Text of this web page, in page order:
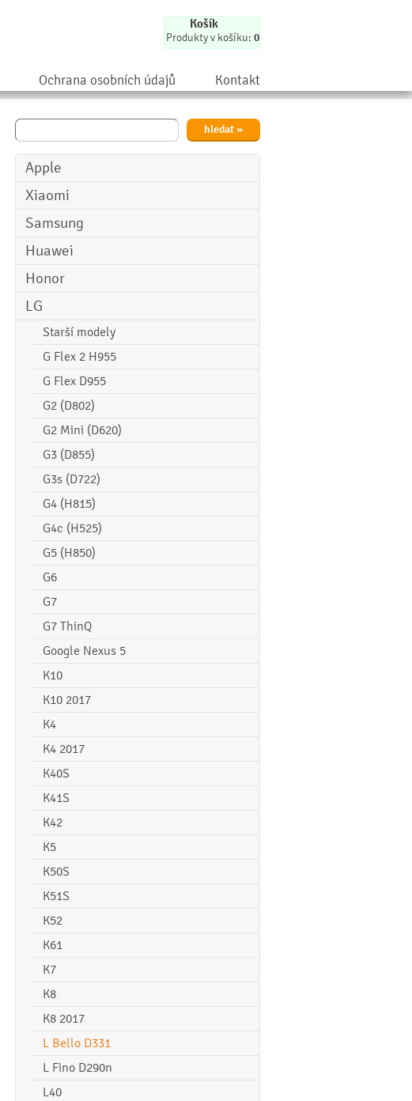
Košík
Produkty v košíku: 0
Ochrana osobních údajů Kontakt
Apple
Xiaomi
Samsung
Huawei
Honor
LG
Starší modely
G Flex 2 H955
G Flex D955
G2 (D802)
G2 Mini (D620)
G3 (D855)
G3s (D722)
G4 (H815)
G4c (H525)
G5 (H850)
G6
G7
G7 ThinQ
Google Nexus 5
K10
K10 2017
K4
K4 2017
K40S
K41S
K42
K5
K50S
K51S
K52
K61
K7
K8
K8 2017
L Bello D331
L Fino D290n
L40